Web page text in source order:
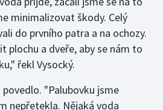
minimalizovat škody. Celý
do prvního patra a na ochozy.
plochu a dveře, aby se nám to
řekl Vysocký.
"Palubovku jsme
nepřetekla. Nějaká voda